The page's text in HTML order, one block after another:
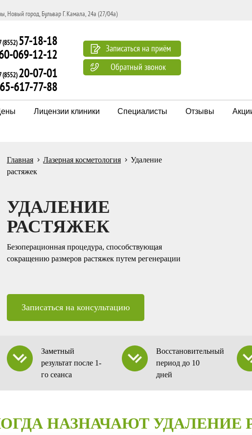
Главная Лазерная косметология
Удаление
растяжек
УДАЛЕНИЕ
РАСТЯЖЕК
Безоперационная процедура, способствующая
сокращению размеров растяжек путем регенерации
Записаться на консультацию
Заметный
результат после 1-
го сеанса
Восстановительный
период до 10
дней
НАЗНАЧАЮТ УДАЛЕНИЕ
Новый город, Бульвар Г. Камала, 24а (27/04а)
(8552)57-18-18
069-12-12
(8552)20-07-01
617-77-88
Записаться на приём
Обратный звонок
Лицензии клиники Специалисты Отзывы